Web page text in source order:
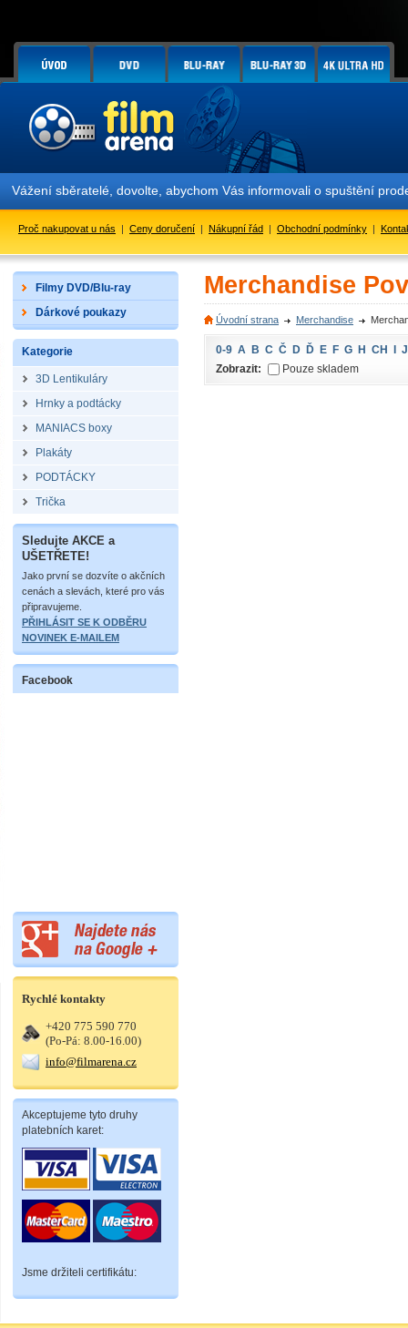
Vážení sběratelé, dovolte, abychom Vás informovali o spuštění
Proč nakupovat u nás | Ceny doručení | Nákupní řád | Obchodní podmínky |
Filmy DVD/Blu-ray
Dárkové poukazy
Kategorie
3D Lentikuláry
Hrnky a podtácky
MANIACS boxy
Plakáty
PODTÁCKY
Trička
Sledujte AKCE a
UŠETŘETE!
Jako první se dozvíte o akčních
cenách a slevách, které pro vás
připravujeme.
PŘIHLÁSIT SE K ODBĚRU
NOVINEK E-MAILEM
Facebook
Rychlé kontakty
+420 775 590 770
(Po-Pá: 8.00-16.00)
info@filmarena.cz
Akceptujeme tyto druhy
platebních karet:
Jsme držiteli certifikátu:
Merchandise
Úvodní strana Merchandise
0-9 A B C Č D Ď E F G H CH
J
Zobrazit:
Pouze skladem